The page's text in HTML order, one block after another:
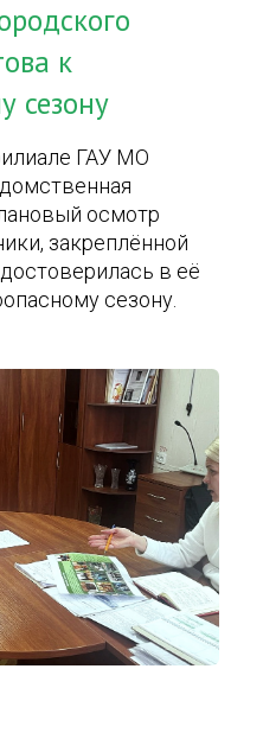
к
сезону
ГАУ МО
осмотр
закреплённой
в её
сезону.